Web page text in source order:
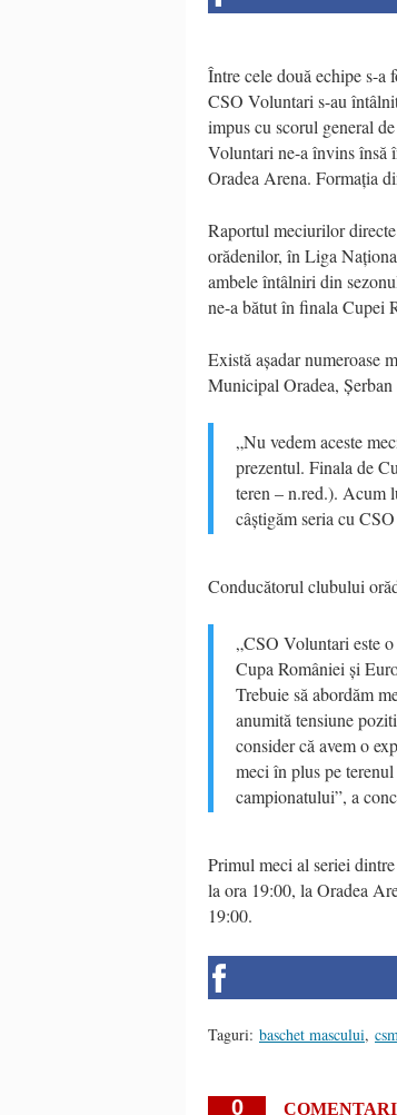
Între cele două echipe s-
CSO Voluntari s-au
impus cu scorul general
Voluntari ne-a învins însă
Oradea Arena. Formația
Raportul meciurilor
orădenilor, în Liga
ambele întâlniri din
ne-a bătut în finala Cupei
Există așadar numeroase
Municipal Oradea, Șerban
„Nu vedem aceste
prezentul. Finala de
teren – n.red.). Acum
câștigăm seria cu
Conducătorul clubului
„CSO Voluntari este
Cupa României și
Trebuie să abordăm
anumită tensiune
consider că avem o
meci în plus pe
campionatului”, a
Primul meci al seriei
la ora 19:00, la Oradea
19:00.
Taguri: baschet mascului,
0